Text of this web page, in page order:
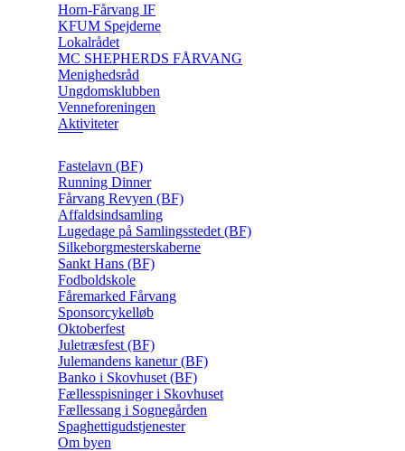
Horn-Fårvang IF
KFUM Spejderne
Lokalrådet
MC SHEPHERDS FÅRVANG
Menighedsråd
Ungdomsklubben
Venneforeningen
Aktiviteter
Fastelavn (BF)
Running Dinner
Fårvang Revyen (BF)
Affaldsindsamling
Lugedage på Samlingsstedet (BF)
Silkeborgmesterskaberne
Sankt Hans (BF)
Fodboldskole
Fåremarked Fårvang
Sponsorcykelløb
Oktoberfest
Juletræsfest (BF)
Julemandens kanetur (BF)
Banko i Skovhuset (BF)
Fællesspisninger i Skovhuset
Fællessang i Sognegården
Spaghettigudstjenester
Om byen